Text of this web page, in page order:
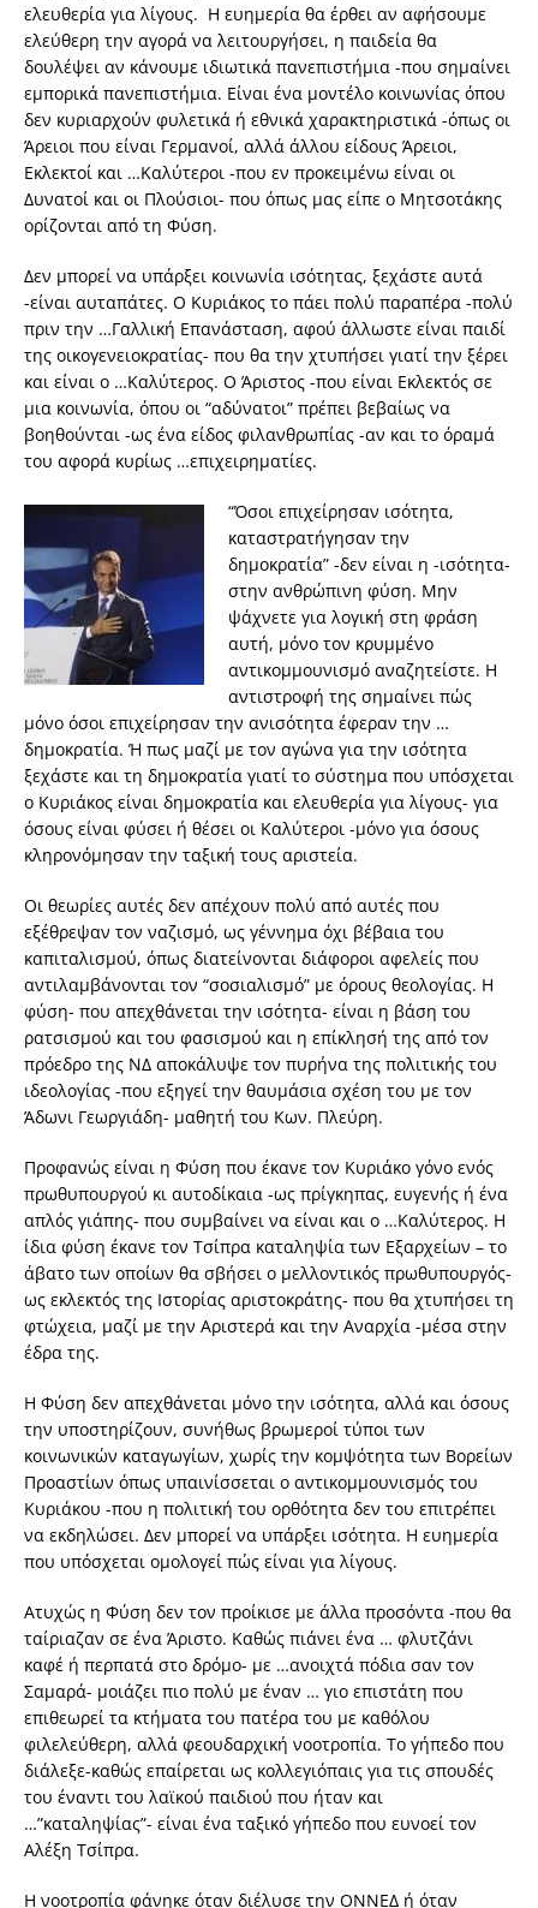
ελευθερία για λίγους. Η ευημερία θα έρθει αν αφήσουμε
ελεύθερη την αγορά να λειτουργήσει, η παιδεία θα
δουλέψει αν κάνουμε ιδιωτικά πανεπιστήμια -που σημαίνει
εμπορικά πανεπιστήμια. Είναι ένα μοντέλο κοινωνίας όπου
δεν κυριαρχούν φυλετικά ή εθνικά χαρακτηριστικά -όπως οι
Άρειοι που είναι Γερμανοί, αλλά άλλου είδους Άρειοι,
Εκλεκτοί και …Καλύτεροι -που εν προκειμένω είναι οι
Δυνατοί και οι Πλούσιοι- που όπως μας είπε ο Μητσοτάκης
ορίζονται από τη Φύση.
Δεν μπορεί να υπάρξει κοινωνία ισότητας, ξεχάστε αυτά
-είναι αυταπάτες. Ο Κυριάκος το πάει πολύ παραπέρα -πολύ
πριν την …Γαλλική Επανάσταση, αφού άλλωστε είναι παιδί
της οικογενειοκρατίας- που θα την χτυπήσει γιατί την ξέρει
και είναι ο …Καλύτερος. Ο Άριστος -που είναι Εκλεκτός σε
μια κοινωνία, όπου οι “αδύνατοι” πρέπει βεβαίως να
βοηθούνται -ως ένα είδος φιλανθρωπίας -αν και το όραμά
του αφορά κυρίως …επιχειρηματίες.
“Όσοι επιχείρησαν ισότητα,
καταστρατήγησαν την
δημοκρατία” -δεν είναι η -ισότητα-
στην ανθρώπινη φύση. Μην
ψάχνετε για λογική στη φράση
αυτή, μόνο τον κρυμμένο
αντικομμουνισμό αναζητείστε. Η
αντιστροφή της σημαίνει πώς
μόνο όσοι επιχείρησαν την ανισότητα έφεραν την …
δημοκρατία. Ή πως μαζί με τον αγώνα για την ισότητα
ξεχάστε και τη δημοκρατία γιατί το σύστημα που υπόσχεται
ο Κυριάκος είναι δημοκρατία και ελευθερία για λίγους- για
όσους είναι φύσει ή θέσει οι Καλύτεροι -μόνο για όσους
κληρονόμησαν την ταξική τους αριστεία.
Οι θεωρίες αυτές δεν απέχουν πολύ από αυτές που
εξέθρεψαν τον ναζισμό, ως γέννημα όχι βέβαια του
καπιταλισμού, όπως διατείνονται διάφοροι αφελείς που
αντιλαμβάνονται τον “σοσιαλισμό” με όρους θεολογίας. Η
φύση- που απεχθάνεται την ισότητα- είναι η βάση του
ρατσισμού και του φασισμού και η επίκλησή της από τον
πρόεδρο της ΝΔ αποκάλυψε τον πυρήνα της πολιτικής του
ιδεολογίας -που εξηγεί την θαυμάσια σχέση του με τον
Άδωνι Γεωργιάδη- μαθητή του Κων. Πλεύρη.
Προφανώς είναι η Φύση που έκανε τον Κυριάκο γόνο ενός
πρωθυπουργού κι αυτοδίκαια -ως πρίγκηπας, ευγενής ή ένα
απλός γιάπης- που συμβαίνει να είναι και ο …Καλύτερος. Η
ίδια φύση έκανε τον Τσίπρα καταληψία των Εξαρχείων – το
άβατο των οποίων θα σβήσει ο μελλοντικός πρωθυπουργός-
ως εκλεκτός της Ιστορίας αριστοκράτης- που θα χτυπήσει τη
φτώχεια, μαζί με την Αριστερά και την Αναρχία -μέσα στην
έδρα της.
Η Φύση δεν απεχθάνεται μόνο την ισότητα, αλλά και όσους
την υποστηρίζουν, συνήθως βρωμεροί τύποι των
κοινωνικών καταγωγίων, χωρίς την κομψότητα των Βορείων
Προαστίων όπως υπαινίσσεται ο αντικομμουνισμός του
Κυριάκου -που η πολιτική του ορθότητα δεν του επιτρέπει
να εκδηλώσει. Δεν μπορεί να υπάρξει ισότητα. Η ευημερία
που υπόσχεται ομολογεί πώς είναι για λίγους.
Ατυχώς η Φύση δεν τον προίκισε με άλλα προσόντα -που θα
ταίριαζαν σε ένα Άριστο. Καθώς πιάνει ένα … φλυτζάνι
καφέ ή περπατά στο δρόμο- με …ανοιχτά πόδια σαν τον
Σαμαρά- μοιάζει πιο πολύ με έναν … γιο επιστάτη που
επιθεωρεί τα κτήματα του πατέρα του με καθόλου
φιλελεύθερη, αλλά φεουδαρχική νοοτροπία. Το γήπεδο που
διάλεξε-καθώς επαίρεται ως κολλεγιόπαις για τις σπουδές
του έναντι του λαϊκού παιδιού που ήταν και
…”καταληψίας”- είναι ένα ταξικό γήπεδο που ευνοεί τον
Αλέξη Τσίπρα.
Η νοοτροπία φάνηκε όταν διέλυσε την ΟΝΝΕΔ ή όταν